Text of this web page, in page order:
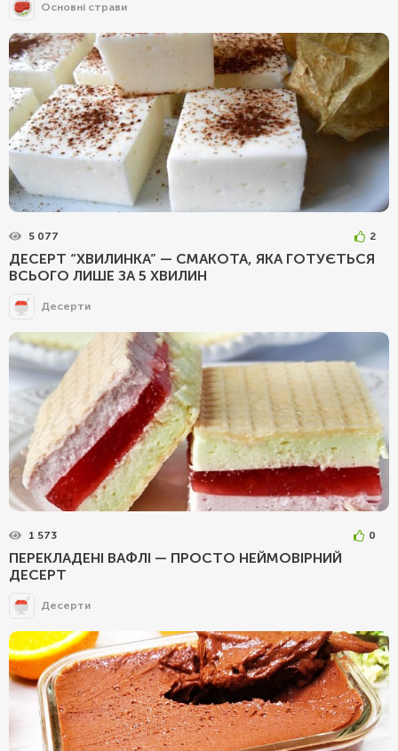
Основні страви
5 077 2
ДЕСЕРТ “ХВИЛИНКА” — СМАКОТА, ЯКА ГОТУЄТЬСЯ
ВСЬОГО ЛИШЕ ЗА 5 ХВИЛИН
Десерти
1 573 0
ПЕРЕКЛАДЕНІ ВАФЛІ — ПРОСТО НЕЙМОВІРНИЙ
ДЕСЕРТ
Десерти